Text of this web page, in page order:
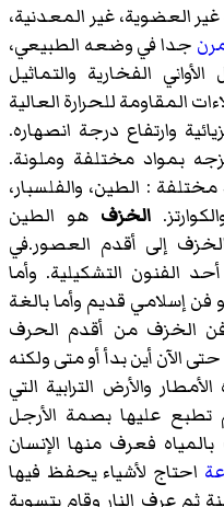
العضوية، غير المعدنية،
جدا في وضعه الطبيعي،
الفخارية والتماثيل
المقاومة للحرارة العالية
وارتفاع درجة انصهاره.
بمواد مختلفة وملونة.
: الطين، والفلسبار،
الخزف هو الطين
إلى أقدم العصور.في
الفنون التشكيلية. وأما
إسلامي قديم وأما بالغة
فن الخزف من أقدم الحرف
الآن أين بدأ أو متى ولكنه
والأرض الترابية التي
عليها بصمة الأرجل
فعرف منها الإنسان
احتاج لأشياء يحفظ فيها
عرف النار وقام بتسوية